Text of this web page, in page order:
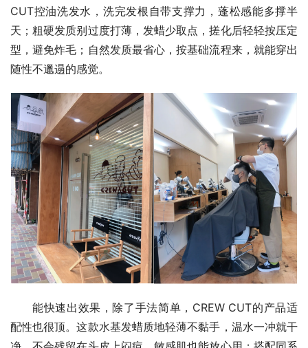
CUT控油洗发水，洗完发根自带支撑力，蓬松感能多撑半
天；粗硬发质别过度打薄，发蜡少取点，搓化后轻轻按压定
型，避免炸毛；自然发质最省心，按基础流程来，就能穿出
随性不邋遢的感觉。
能快速出效果，除了手法简单，CREW CUT的产品适
配性也很顶。这款水基发蜡质地轻薄不黏手，温水一冲就干